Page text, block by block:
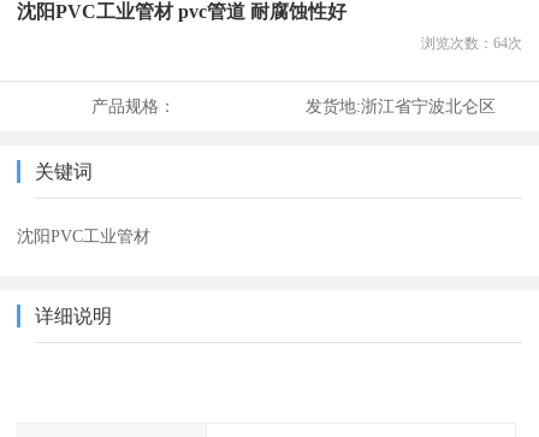
沈阳PVC工业管材 pvc管道 耐腐蚀性好
浏览次数： 64次
产品规格： 发货地:浙江省宁波北仑区
关键词
沈阳PVC工业管材
详细说明